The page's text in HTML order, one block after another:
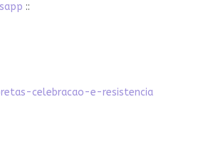
::
celebracao-e-resistencia